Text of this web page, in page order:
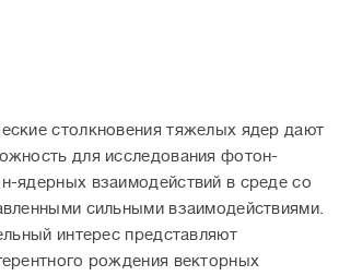
столкновения тяжелых ядер дают
для исследования фотон-
ядерных взаимодействий в среде со
сильными взаимодействиями.
интерес представляют
рождения векторных